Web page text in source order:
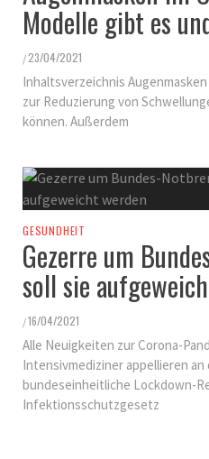
Modelle gibt es
/ 23/04/2021
Inhaltsverzeichnis
zur Reduzierung von
können. Außerdem
GESUNDHEIT
Gezerre um
soll sie
/16/04/2021
Alle Neuigkeiten zur Corona-
Intensivmediziner appellieren
bundeseinheitliche Lockdown-
Infektionsschutzgesetz